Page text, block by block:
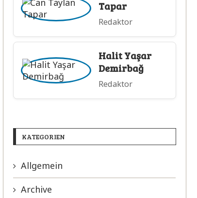
Tapar
Redaktor
Halit Yaşar
Demirbağ
Redaktor
KATEGORIEN
Allgemein
Archive